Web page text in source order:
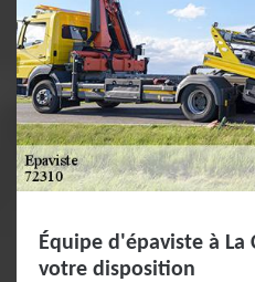
Équipe d'épaviste à La
votre disposition